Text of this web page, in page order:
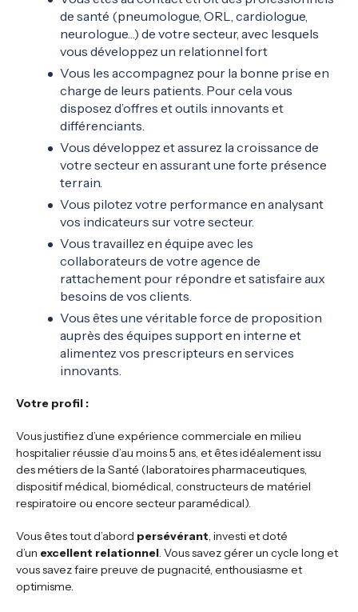
de santé (pneumologue, ORL, cardiologue,
neurologue…) de votre secteur, avec lesquels
vous développez un relationnel fort
Vous les accompagnez pour la bonne prise en
charge de leurs patients. Pour cela vous
disposez d’offres et outils innovants et
différenciants.
Vous développez et assurez la croissance de
votre secteur en assurant une forte présence
terrain.
Vous pilotez votre performance en analysant
vos indicateurs sur votre secteur.
Vous travaillez en équipe avec les
collaborateurs de votre agence de
rattachement pour répondre et satisfaire aux
besoins de vos clients.
Vous êtes une véritable force de proposition
auprès des équipes support en interne et
alimentez vos prescripteurs en services
innovants.
Votre profil :
Vous justifiez d’une expérience commerciale en milieu
hospitalier réussie d’au moins 5 ans, et êtes idéalement issu
des métiers de la Santé (laboratoires pharmaceutiques,
dispositif médical, biomédical, constructeurs de matériel
respiratoire ou encore secteur paramédical).
Vous êtes tout d’abord persévérant, investi et doté
d’un excellent relationnel. Vous savez gérer un cycle long et
vous savez faire preuve de pugnacité, enthousiasme et
optimisme.